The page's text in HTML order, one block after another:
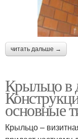
читать дальше →
Крыльцо в
основные
Крыльцо –